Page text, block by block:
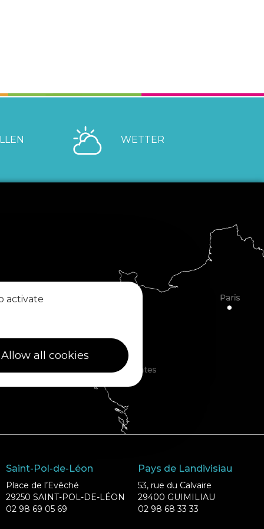
WETTER
Saint-Pol-de-Léon
Place de l’Evêché
29250 SAINT-POL-DE-LÉON
02 98 69 05 69
Pays de Landivisiau
53, rue du Calvaire
29400 GUIMILIAU
02 98 68 33 33
activate
Allow all cookies